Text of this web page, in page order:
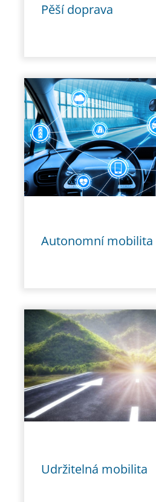
Pěší doprava
Autonomní mobilita
Udržitelná mobilita